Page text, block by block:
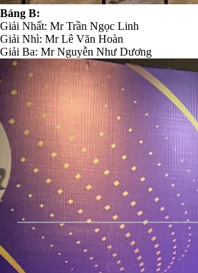
Bảng B:
Giải Nhất: Mr Trần Ngọc Linh
Giải Nhì: Mr Lê Văn Hoàn
Giải Ba: Mr Nguyễn Như Dương